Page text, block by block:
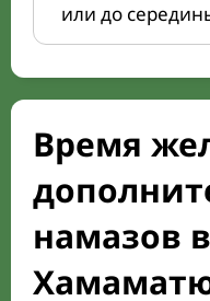
или до
Время
намазов в